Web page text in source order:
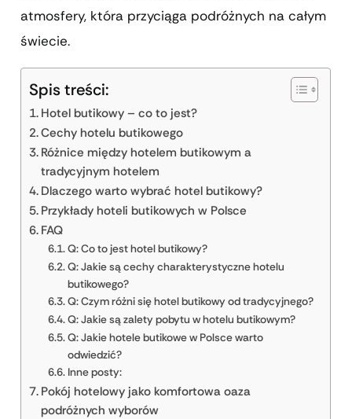
atmosfery, która przyciąga podróżnych na całym
świecie.
Spis treści:
Hotel butikowy – co to jest?
Cechy hotelu butikowego
Różnice między hotelem butikowym a
tradycyjnym hotelem
Dlaczego warto wybrać hotel butikowy?
Przykłady hoteli butikowych w Polsce
FAQ
Q: Co to jest hotel butikowy?
Q: Jakie są cechy charakterystyczne hotelu
butikowego?
Q: Czym różni się hotel butikowy od tradycyjnego?
Q: Jakie są zalety pobytu w hotelu butikowym?
Q: Jakie hotele butikowe w Polsce warto
odwiedzić?
Inne posty:
Pokój hotelowy jako komfortowa oaza
podróżnych wyborów